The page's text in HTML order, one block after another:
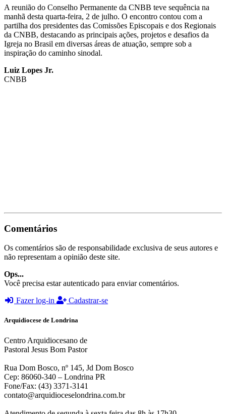
A reunião do Conselho Permanente da CNBB teve sequência na
manhã desta quarta-feira, 2 de julho. O encontro contou com a
partilha dos presidentes das Comissões Episcopais e dos Regionais
da CNBB, destacando as principais ações, projetos e desafios da
Igreja no Brasil em diversas áreas de atuação, sempre sob a
inspiração do caminho sinodal.
Luiz Lopes Jr.
CNBB
Comentários
Os comentários são de responsabilidade exclusiva de seus autores e
não representam a opinião deste site.
Ops...
Você precisa estar autenticado para enviar comentários.
Fazer log-in
Cadastrar-se
Arquidiocese de Londrina
Centro Arquidiocesano de
Pastoral Jesus Bom Pastor
Rua Dom Bosco, nº 145, Jd Dom Bosco
Cep: 86060-340 – Londrina PR
Fone/Fax: (43) 3371-3141
contato@arquidioceselondrina.com.br